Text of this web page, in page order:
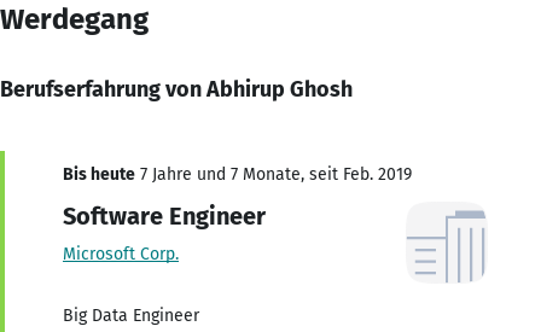
Werdegang
Berufserfahrung von Abhirup Ghosh
Bis heute 7 Jahre und 7 Monate, seit Feb. 2019
Software Engineer
Microsoft Corp.
Big Data Engineer